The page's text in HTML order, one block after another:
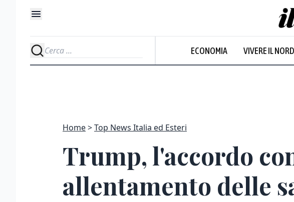
ECONOMIA VIVERE IL
Home Top News Italia ed Esteri
Trump, l'accordo
allentamento delle